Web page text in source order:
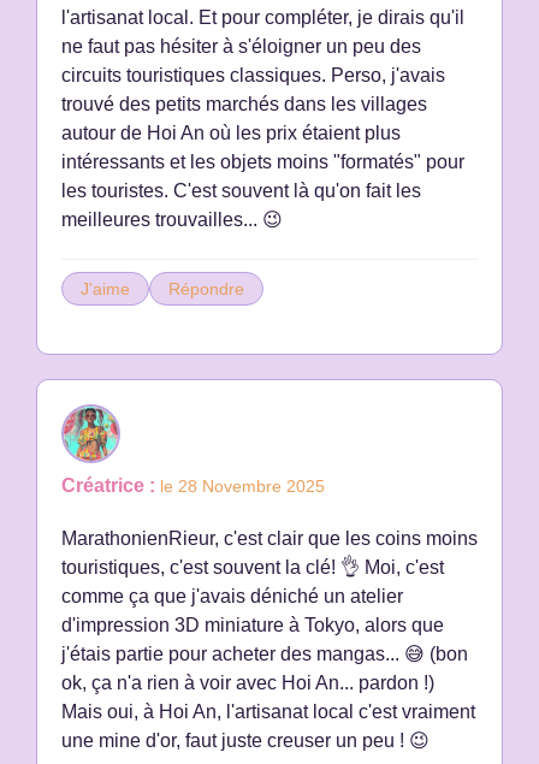
l'artisanat local. Et pour compléter, je dirais qu'il
ne faut pas hésiter à s'éloigner un peu des
circuits touristiques classiques. Perso, j'avais
trouvé des petits marchés dans les villages
autour de Hoi An où les prix étaient plus
intéressants et les objets moins "formatés" pour
les touristes. C'est souvent là qu'on fait les
meilleures trouvailles... 😉
J'aime Répondre
Créatrice : le 28 Novembre 2025
MarathonienRieur, c'est clair que les coins moins
touristiques, c'est souvent la clé! 👌 Moi, c'est
comme ça que j'avais déniché un atelier
d'impression 3D miniature à Tokyo, alors que
j'étais partie pour acheter des mangas... 😅 (bon
ok, ça n'a rien à voir avec Hoi An... pardon !)
Mais oui, à Hoi An, l'artisanat local c'est vraiment
une mine d'or, faut juste creuser un peu ! 😉